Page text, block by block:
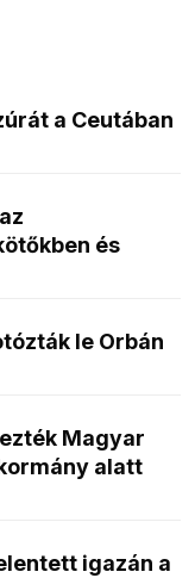
a Ceutában
és
le Orbán
Magyar
alatt
igazán a